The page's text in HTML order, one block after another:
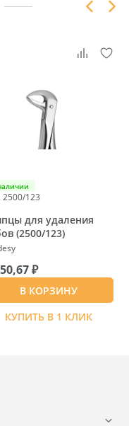
2500/123
для удаления
(2500/123)
₽
В КОРЗИНУ
КУПИТЬ В 1 КЛИК